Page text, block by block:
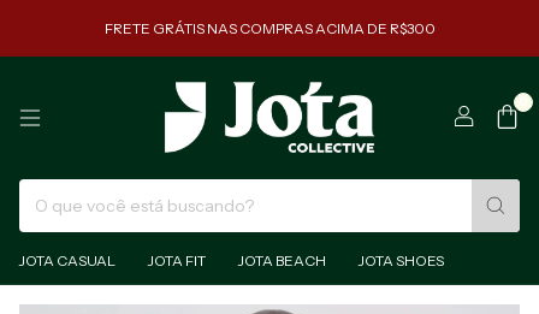
FRETE GRÁTIS NAS COMPRAS ACIMA DE R$300
JOTA CASUAL JOTA FIT JOTA BEACH JOTA SHOES